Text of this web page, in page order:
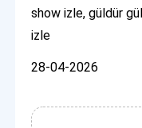
show izle, güldür
izle
28-04-2026